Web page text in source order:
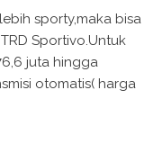
sporty,maka bisa
Sportivo.Untuk
juta hingga
otomatis( harga